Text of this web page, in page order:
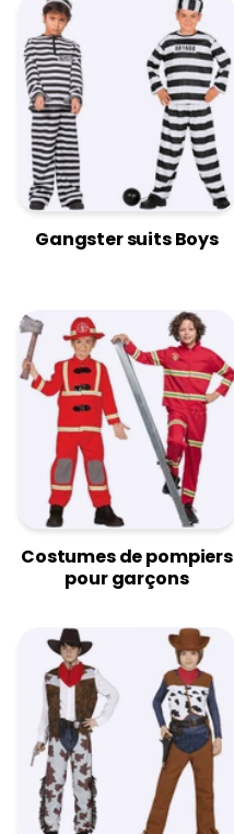
Gangster suits Boys
Costumes de pompiers
pour garçons